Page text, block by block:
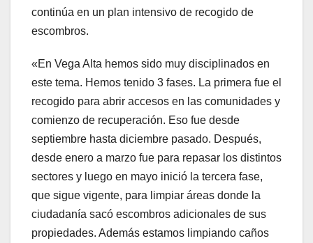
continúa en un plan intensivo de recogido de
escombros.
«En Vega Alta hemos sido muy disciplinados en
este tema. Hemos tenido 3 fases. La primera fue el
recogido para abrir accesos en las comunidades y
comienzo de recuperación. Eso fue desde
septiembre hasta diciembre pasado. Después,
desde enero a marzo fue para repasar los distintos
sectores y luego en mayo inició la tercera fase,
que sigue vigente, para limpiar áreas donde la
ciudadanía sacó escombros adicionales de sus
propiedades. Además estamos limpiando caños